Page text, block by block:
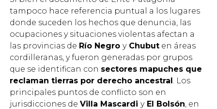
tampoco hace referencia puntual a los lugares
donde suceden los hechos que denuncia, las
ocupaciones y situaciones violentas afectan a
las provincias de Río Negro yChubut en áreas
cordilleranas, y fueron generadas por grupos
que se identifican con sectores mapuches que
reclaman tierras por derecho ancestral. Los
principales puntos de conflicto son en
jurisdicciones de Villa Mascardi yEl Bolsón, en